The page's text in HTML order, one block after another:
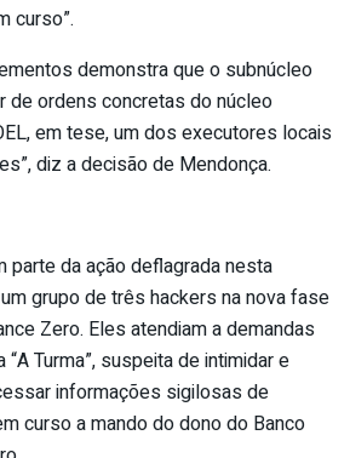
curso”.
demonstra que o subnúcleo
de ordens concretas do núcleo
em tese, um dos executores locais
diz a decisão de Mendonça.
da ação deflagrada nesta
grupo de três hackers na nova fase
Zero. Eles atendiam a demandas
Turma”, suspeita de intimidar e
informações sigilosas de
curso a mando do dono do Banco